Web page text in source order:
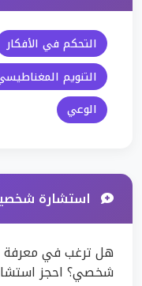
التحكم في الأفكار
التنويم
الوعي
استشارة
هل ترغب في معرفة
شخصي؟ احجز